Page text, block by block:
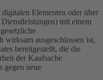
Elementen oder über
mit einem
ausgeschlossen ist,
bereitgestellt, die die
der Kaufsache
gegen neue